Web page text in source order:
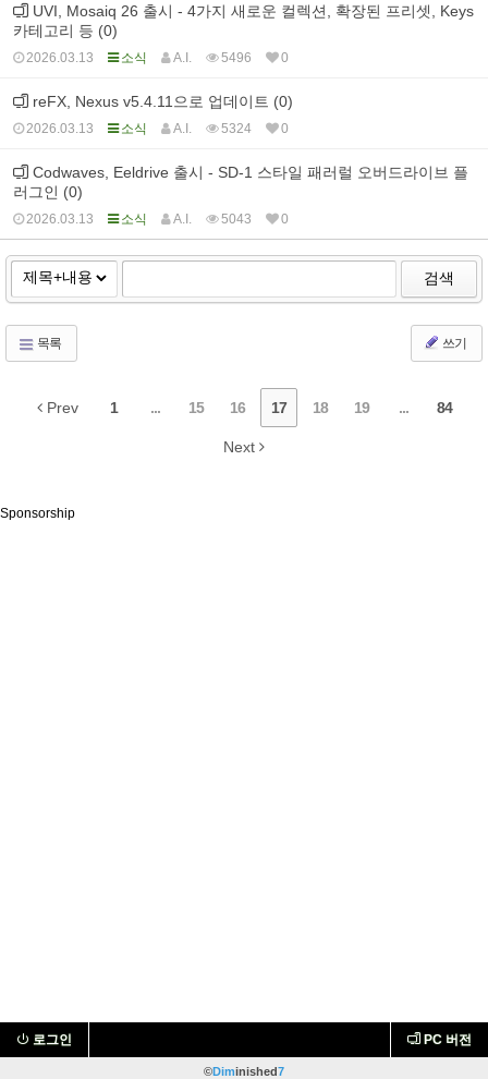
UVI, Mosaiq 26 출시 - 4가지 새로운 컬렉션, 확장된 프리셋, Keys
카테고리 등 (0)
2026.03.13 소식 A.I. 5496 0
reFX, Nexus v5.4.11으로 업데이트 (0)
2026.03.13 소식 A.I. 5324 0
Codwaves, Eeldrive 출시 - SD-1 스타일 패러럴 오버드라이브 플
러그인 (0)
2026.03.13 소식 A.I. 5043 0
검색
목록 쓰기
Prev 1 ... 15 16 17 18 19 ... 84
Next
Sponsorship
로그인 PC 버전
©Diminished7